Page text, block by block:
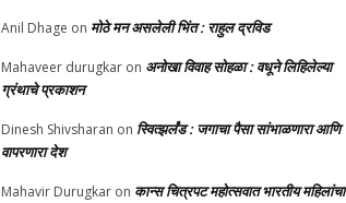
Anil Dhage on मोठे मन असलेली भिंत : राहुल द्रविड
Mahaveer durugkar on अनोखा विवाह सोहळा : वधूने लिहिलेल्या
ग्रंथाचे प्रकाशन
Dinesh Shivsharan on स्वित्झर्लंड : जगाचा पैसा सांभाळणारा आणि
वापरणारा देश
Mahavir Durugkar on कान्स चित्रपट महोत्सवात भारतीय महिलांचा